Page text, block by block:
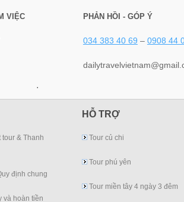
VIỆC PHẢN HỒI - GÓP Ý
034 383 40 69 – 0908 44
.
& Thanh
định chung
và hoàn tiền
HỖ TRỢ
Tour củ chi
Tour phú yên
Tour miền tây 4 ngày 3 đêm